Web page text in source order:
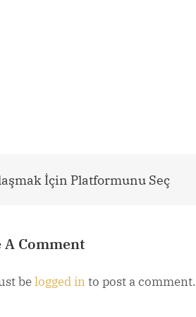
İçin Platformunu Seç
A Comment
belogged into post a comment.